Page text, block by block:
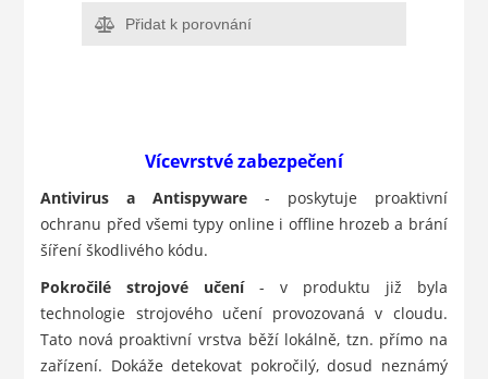
Přidat k porovnání
Vícevrstvé zabezpečení
Antivirus a Antispyware - poskytuje proaktivní
ochranu před všemi typy online i offline hrozeb a brání
šíření škodlivého kódu.
Pokročilé strojové učení- v produktu již byla
technologie strojového učení provozovaná v cloudu.
Tato nová proaktivní vrstva běží lokálně, tzn. přímo na
zařízení. Dokáže detekovat pokročilý, dosud neznámý